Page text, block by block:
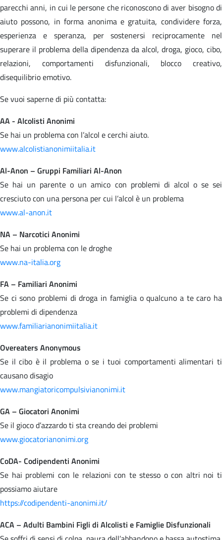
parecchi anni, in cui le persone che riconoscono di aver bisogno di
aiuto possono, in forma anonima e gratuita, condividere forza,
esperienza e speranza, per sostenersi reciprocamente nel
superare il problema della dipendenza da alcol, droga, gioco, cibo,
relazioni, comportamenti disfunzionali, blocco creativo,
disequilibrio emotivo.
Se vuoi saperne di più contatta:
AA - Alcolisti Anonimi
Se hai un problema con l’alcol e cerchi aiuto.
www.alcolistianonimiitalia.it
Al-Anon – Gruppi Familiari Al-Anon
Se hai un parente o un amico con problemi di alcol o se sei
cresciuto con una persona per cui l’alcol è un problema
www.al-anon.it
NA – Narcotici Anonimi
Se hai un problema con le droghe
www.na-italia.org
FA – Familiari Anonimi
Se ci sono problemi di droga in famiglia o qualcuno a te caro ha
problemi di dipendenza
www.familiarianonimiitalia.it
Overeaters Anonymous
Se il cibo è il problema o se i tuoi comportamenti alimentari ti
causano disagio
www.mangiatoricompulsivianonimi.it
GA – Giocatori Anonimi
Se il gioco d’azzardo ti sta creando dei problemi
www.giocatorianonimi.org
CoDA- Codipendenti Anonimi
Se hai problemi con le relazioni con te stesso o con altri noi ti
possiamo aiutare
https://codipendenti-anonimi.it/
ACA – Adulti Bambini Figli di Alcolisti e Famiglie Disfunzionali